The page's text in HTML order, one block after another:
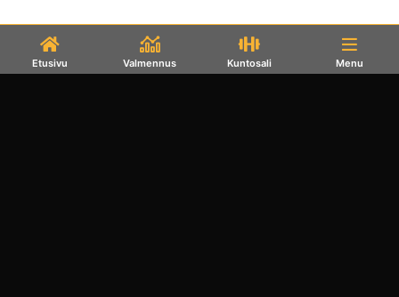
Etusivu Valmennus Kuntosali Menu